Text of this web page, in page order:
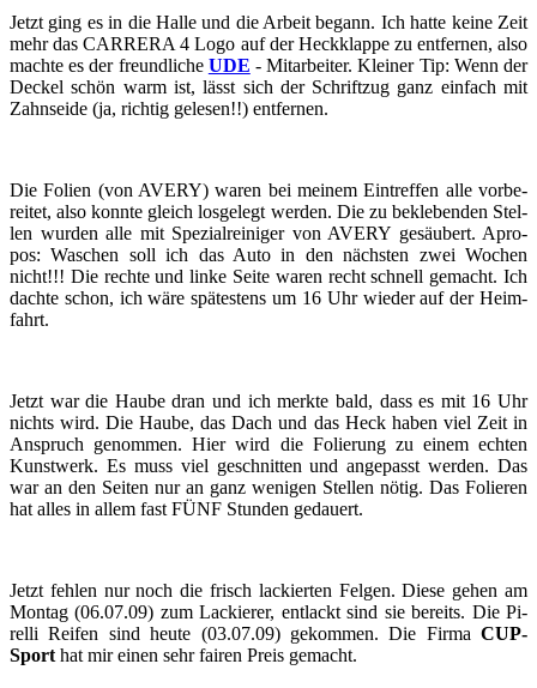
Jetzt ging es in die Halle und die Ar­beit be­gann. Ich hatte keine Zeit
mehr das CAR­RE­RA 4 Logo auf der Heck­klap­pe zu ent­fer­nen, also
mach­te es der freund­li­che UDE - Mit­ar­bei­ter. Klei­ner Tip: Wenn der
De­ckel schön warm ist, lässt sich der Schrift­zug ganz ein­fach mit
Zahn­sei­de (ja, rich­tig ge­le­sen!!) ent­fer­nen.
Die Fo­li­en (von AVERY) waren bei mei­nem Ein­tref­fen alle vor­be­
rei­tet, also konn­te gleich los­ge­legt wer­den. Die zu be­kle­ben­den Stel­
len wur­den alle mit Spe­zi­al­rei­ni­ger von AVERY ge­säu­bert. Apro­
pos: Wa­schen soll ich das Auto in den nächs­ten zwei Wo­chen
nicht!!! Die rech­te und linke Seite waren recht schnell ge­macht. Ich
dach­te schon, ich wäre spä­tes­tens um 16 Uhr wie­der auf der Heim­
fahrt.
Jetzt war die Haube dran und ich merk­te bald, dass es mit 16 Uhr
nichts wird. Die Haube, das Dach und das Heck haben viel Zeit in
An­spruch ge­nom­men. Hier wird die Fo­lie­rung zu einem ech­ten
Kunst­werk. Es muss viel ge­schnit­ten und an­ge­passt wer­den. Das
war an den Sei­ten nur an ganz we­ni­gen Stel­len nötig. Das Fo­lie­ren
hat alles in allem fast FÜNF Stun­den ge­dau­ert.
Jetzt feh­len nur noch die frisch la­ckier­ten Fel­gen. Diese gehen am
Mon­tag (06.07.09) zum La­ckie­rer, ent­lackt sind sie be­reits. Die Pi­
rel­li Rei­fen sind heute (03.07.09) ge­kom­men. Die Firma CUP-​​​​
Sport hat mir einen sehr fai­ren Preis ge­macht.